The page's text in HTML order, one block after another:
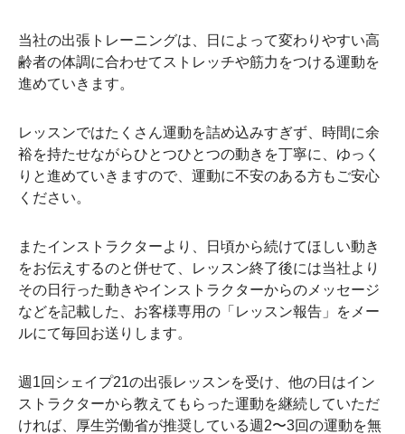
当社の出張トレーニングは、日によって変わりやすい高
齢者の体調に合わせてストレッチや筋力をつける運動を
進めていきます。
レッスンではたくさん運動を詰め込みすぎず、時間に余
裕を持たせながらひとつひとつの動きを丁寧に、ゆっく
りと進めていきますので、運動に不安のある方もご安心
ください。
またインストラクターより、日頃から続けてほしい動き
をお伝えするのと併せて、レッスン終了後には当社より
その日行った動きやインストラクターからのメッセージ
などを記載した、お客様専用の「レッスン報告」をメー
ルにて毎回お送りします。
週1回シェイプ21の出張レッスンを受け、他の日はイン
ストラクターから教えてもらった運動を継続していただ
ければ、厚生労働省が推奨している週2〜3回の運動を無